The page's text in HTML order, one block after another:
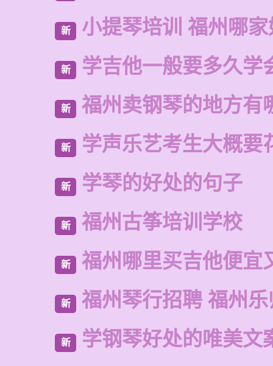
新 小提琴培训 福州哪
新 学吉他一般要多久学
新 福州卖钢琴的地方有
新 学声乐艺考生大概要
新 学琴的好处的句子
新 福州古筝培训学校
新 福州哪里买吉他便宜
新 福州琴行招聘 福州乐
新 学钢琴好处的唯美文